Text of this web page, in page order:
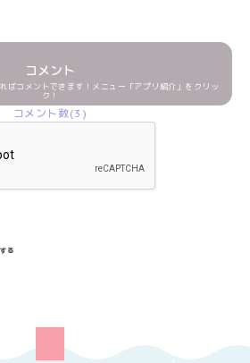
コメント
ばコメントできます！メニュー「アプリ紹介」をクリッ
ク！
コメント数(3)
る